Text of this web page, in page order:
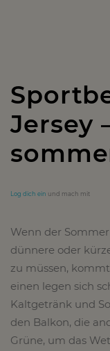
Jersey
Log dich ein und mach mit
Wenn der
dünnere oder
zu müssen,
einen legen sich
Kaltgetränk und
den Balkon, die
Grüne, um das